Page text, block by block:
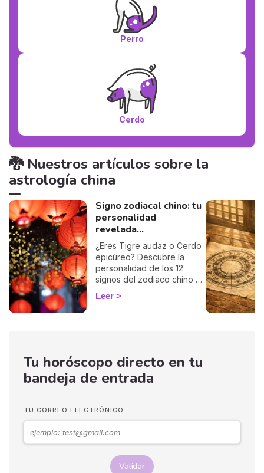
Perro
Cerdo
🐉 Nuestros artículos sobre la
astrología china
Signo zodiacal chino: tu
personalidad
revelada...
¿Eres Tigre audaz o Cerdo
epicúreo? Descubre la
personalidad de los 12
signos del zodiaco chino y
aprende a conocerte mejor.
Leer
Tu horóscopo directo en tu
bandeja de entrada
TU CORREO ELECTRÓNICO
Validar